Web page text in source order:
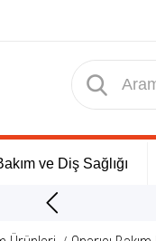
ve Diş Sağlığı